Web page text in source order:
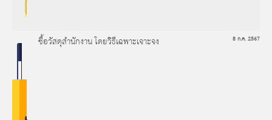
ซื้อวัสดุสำนักงาน โดยวิธีเฉพาะเจาะจง 8 ก.ค. 2567